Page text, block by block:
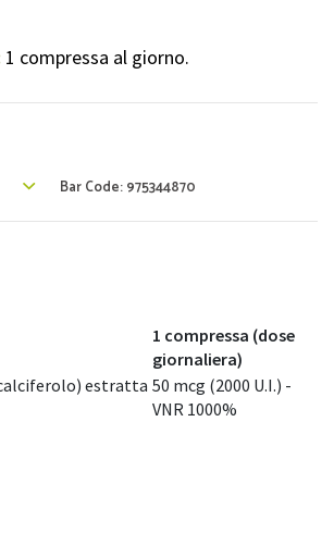
1 compressa al giorno.
Bar Code: 975344870
1 compressa (dose
giornaliera)
estratta 50 mcg (2000 U.I.) -
VNR 1000%